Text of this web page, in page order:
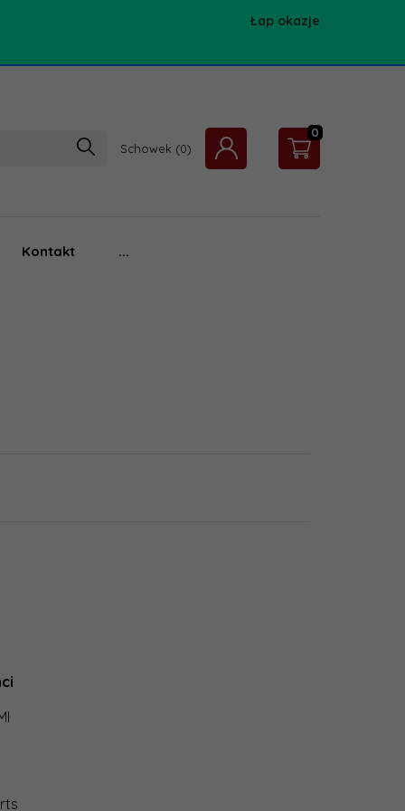
Łap okazje
Schowek
0
Kontakt ...